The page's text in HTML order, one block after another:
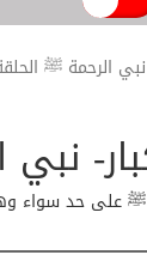
الرحمة ﷺ الحلقة
نبي
حد سواء وهو